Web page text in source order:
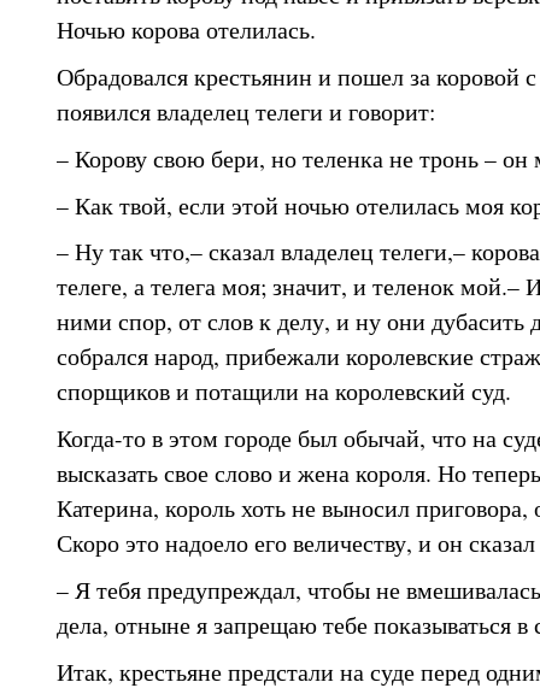
Ночью корова отелилась.
Обрадовался крестьянин и пошел за коровой
появился владелец телеги и говорит:
– Корову свою бери, но теленка не тронь – он
– Как твой, если этой ночью отелилась моя
– Ну так что,– сказал владелец телеги,–
телеге, а телега моя; значит, и теленок мой.–
ними спор, от слов к делу, и ну они дубасить
собрался народ, прибежали королевские
спорщиков и потащили на королевский суд.
Когда-то в этом городе был обычай, что на
высказать свое слово и жена короля. Но
Катерина, король хоть не выносил приговора,
Скоро это надоело его величеству, и он
– Я тебя предупреждал, чтобы не
дела, отныне я запрещаю тебе показываться в
Итак, крестьяне предстали на суде перед